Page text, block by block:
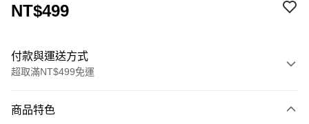
NT$499
付款與運送方式
超取滿NT$499免運
icash Pay
商品特色